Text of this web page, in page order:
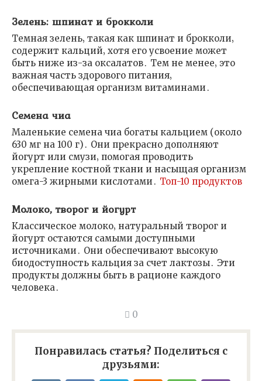
Зелень: шпинат и брокколи
Темная зелень‚ такая как шпинат и брокколи‚
содержит кальций‚ хотя его усвоение может
быть ниже из-за оксалатов․ Тем не менее‚ это
важная часть здорового питания‚
обеспечивающая организм витаминами․
Семена чиа
Маленькие семена чиа богаты кальцием (около
630 мг на 100 г)․ Они прекрасно дополняют
йогурт или смузи‚ помогая проводить
укрепление костной ткани и насыщая организм
омега-3 жирными кислотами․ Топ-10 продуктов
Молоко‚ творог и йогурт
Классическое молоко‚ натуральный творог и
йогурт остаются самыми доступными
источниками․ Они обеспечивают высокую
биодоступность кальция за счет лактозы․ Эти
продукты должны быть в рационе каждого
человека․
0
Понравилась статья? Поделиться с
друзьями: